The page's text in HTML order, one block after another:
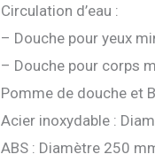
Circulation d’eau :
– Douche pour yeux
– Douche pour corps
Pomme de douche et
Acier inoxydable :
ABS : Diamètre 250